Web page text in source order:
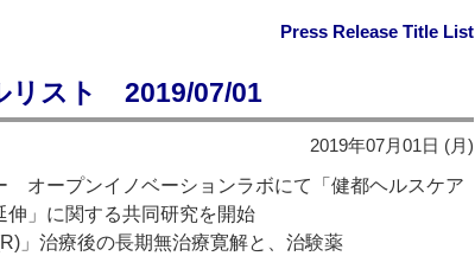
Press Release Title List
リスト 2019/07/01
2019年07月01日 (月)
オープンイノベーションラボにて「健都ヘルスケア
」に関する共同研究を開始
」治療後の長期無治療寛解と、治験薬